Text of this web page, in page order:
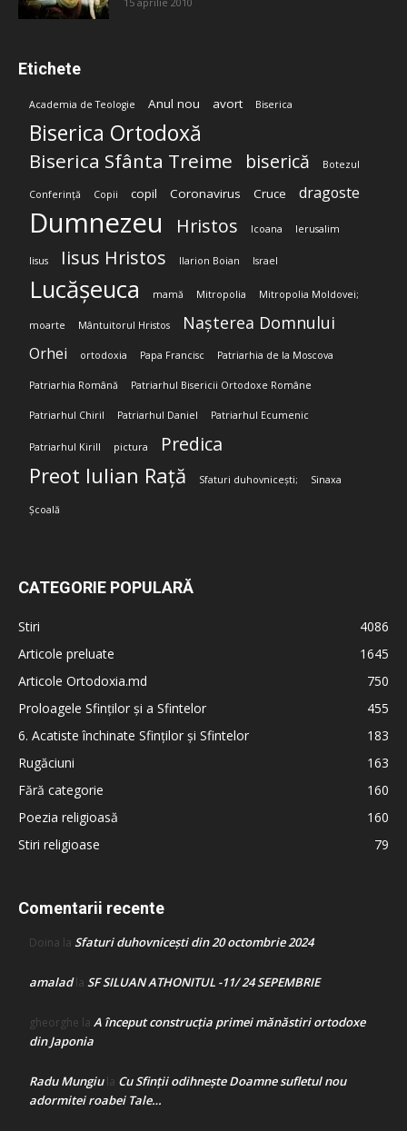
Etichete
Academia de Teologie Anul nou avort Biserica
Biserica Ortodoxă
Biserica Sfânta Treime biserică Botezul
Conferință Copii copil Coronavirus Cruce dragoste
Dumnezeu Hristos Icoana Ierusalim
Iisus Iisus Hristos Ilarion Boian Israel
Lucășeuca mamă Mitropolia Mitropolia Moldovei;
moarte Mântuitorul Hristos Nașterea Domnului
Orhei ortodoxia Papa Francisc Patriarhia de la Moscova
Patriarhia Română Patriarhul Bisericii Ortodoxe Române
Patriarhul Chiril Patriarhul Daniel Patriarhul Ecumenic
Patriarhul Kirill pictura Predica
Preot Iulian Rață Sfaturi duhovnicești; Sinaxa
Școală
CATEGORIE POPULARĂ
Stiri
4086
Articole preluate
1645
Articole Ortodoxia.md
750
Proloagele Sfinților și a Sfintelor
455
6. Acatiste închinate Sfinților și Sfintelor
183
Rugăciuni
163
Fără categorie
160
Poezia religioasă
160
Stiri religioase
79
Comentarii recente
Doina la Sfaturi duhovnicești din 20 octombrie 2024
amaladla SF SILUAN ATHONITUL -11/ 24 SEPEMBRIE
gheorghe la A început construcţia primei mănăstiri ortodoxe
din Japonia
Radu Mungiula Cu Sfinții odihnește Doamne sufletul nou
adormitei roabei Tale…